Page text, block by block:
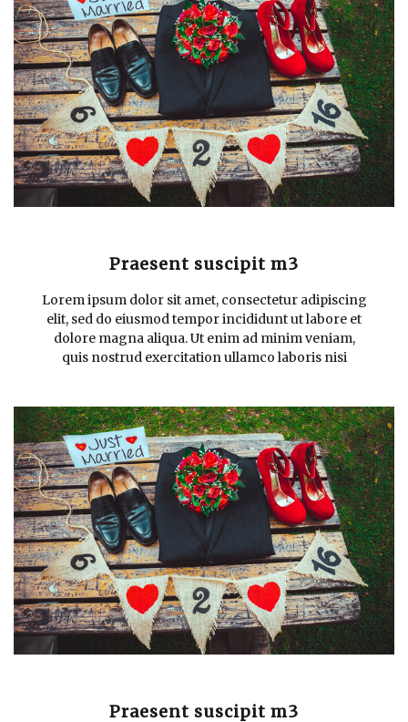
Praesent suscipit m3
Lorem ipsum dolor sit amet, consectetur adipiscing
elit, sed do eiusmod tempor incididunt ut labore et
dolore magna aliqua. Ut enim ad minim veniam,
quis nostrud exercitation ullamco laboris nisi
Praesent suscipit m3